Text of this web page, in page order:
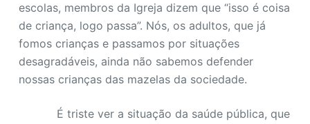
escolas, membros da Igreja dizem que “isso é coisa
de criança, logo passa”. Nós, os adultos, que já
fomos crianças e passamos por situações
desagradáveis, ainda não sabemos defender
nossas crianças das mazelas da sociedade.
É triste ver a situação da saúde pública, que